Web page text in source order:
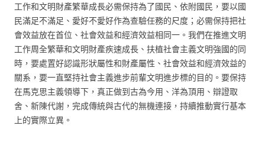
工作和文明財產繁華成長必需保持為了國民、依附國民，要以國
民滿足不滿足、愛好不愛好作為查驗任務的尺度；必需保持把社
會效益放在首位、社會效益和經濟效益相同一。我們在推進文明
工作周全繁華和文明財產疾速成長、扶植社會主義文明強國的同
時，要處置好認識形狀屬性和財產屬性、社會效益和經濟效益的
關系，要一直堅持社會主義進步前輩文明進步標的目的。要保持
在馬克思主義領導下，真正做到古為今用、洋為頂用、辯證取
舍、新陳代謝，完成傳統與古代的無機連接，持續推動實行基本
上的實際立異。